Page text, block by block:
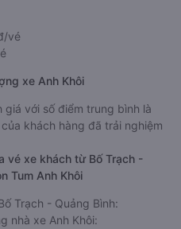
vé
xe Anh Khôi
giá với số điểm trung bình là
khách hàng đã trải nghiệm
vé xe khách từ Bố Trạch -
Tum Anh Khôi
Trạch - Quảng Bình:
nhà xe Anh Khôi: